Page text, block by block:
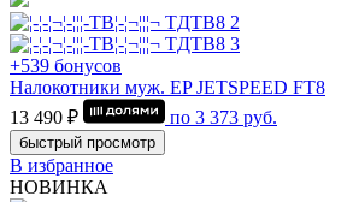
+539 бонусов
Налокотники муж. EP JETSPEED FT8
13 490 ₽
по 3 373 руб.
быстрый просмотр
В избранное
НОВИНКА